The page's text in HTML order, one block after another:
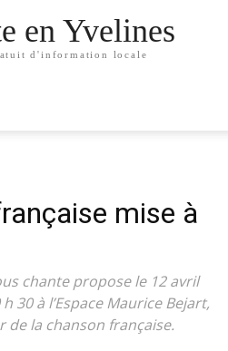
en Yvelines
d'information locale
mise à
chante propose le 12 avril
30 à l’Espace Maurice Bejart,
la chanson française.